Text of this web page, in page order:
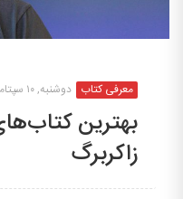
معرفی کتاب دوشنبه, ۱۰ سپتامبر ۲۰۱۸
بهترین
زاکربرگ